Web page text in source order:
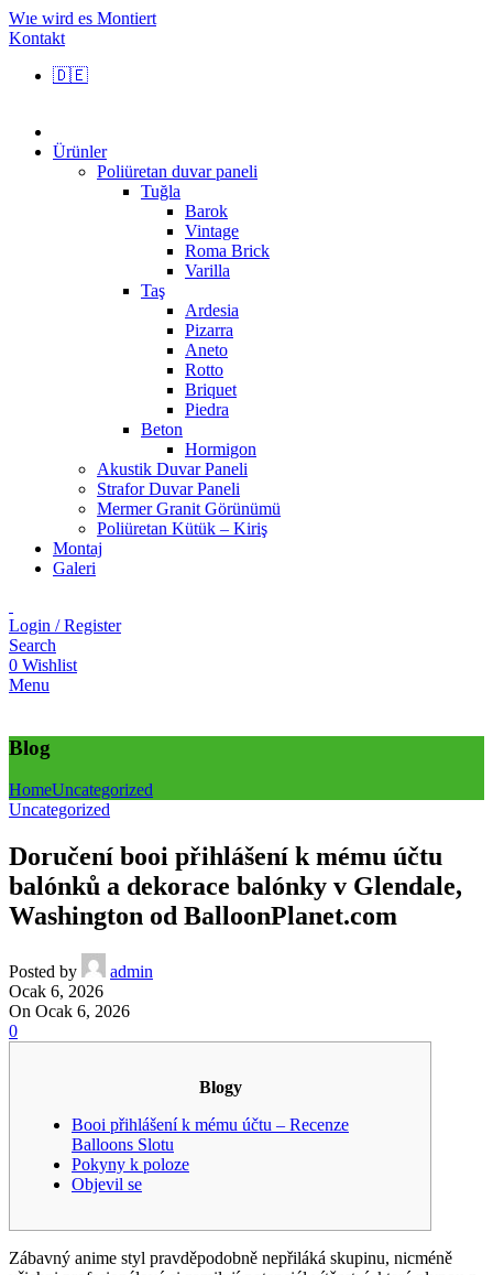
Wıe wird es Montiert
Kontakt
🇩🇪
Ürünler
Poliüretan duvar paneli
Tuğla
Barok
Vintage
Roma Brick
Varilla
Taş
Ardesia
Pizarra
Aneto
Rotto
Briquet
Piedra
Beton
Hormigon
Akustik Duvar Paneli
Strafor Duvar Paneli
Mermer Granit Görünümü
Poliüretan Kütük – Kiriş
Montaj
Galeri
Login / Register
Search
0 Wishlist
Menu
Blog
HomeUncategorized
Uncategorized
Doručení booi přihlášení k mému účtu
balónků a dekorace balónky v Glendale,
Washington od BalloonPlanet.com
Posted by
admin
Ocak 6, 2026
On Ocak 6, 2026
0
Blogy
Booi přihlášení k mému účtu – Recenze
Balloons Slotu
Pokyny k poloze
Objevil se
Zábavný anime styl pravděpodobně nepřiláká skupinu, nicméně